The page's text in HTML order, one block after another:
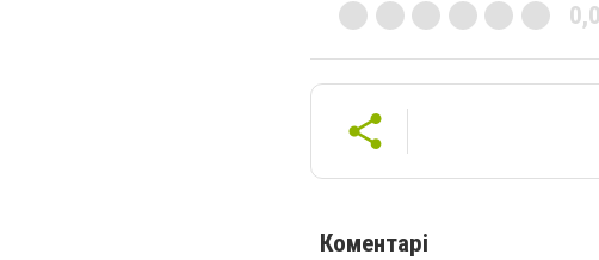
0,0
Коментарі